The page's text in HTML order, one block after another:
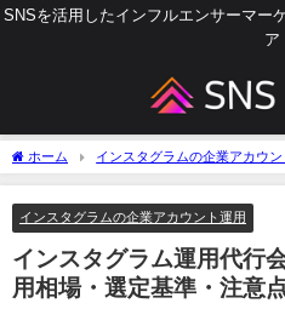
SNSを活用したインフルエンサーマー
ア
ホーム インスタグラムの企業アカウン
とは？メリット・費用相場・選定基準・注意
インスタグラムの企業アカウント運用
インスタグラム運用代行
用相場・選定基準・注意